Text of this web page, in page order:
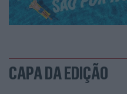
CAPA DA EDIÇÃO